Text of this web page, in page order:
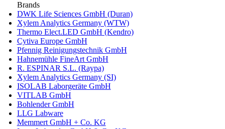
Brands
DWK Life Sciences GmbH (Duran)
Xylem Analytics Germany (WTW)
Thermo Elect.LED GmbH (Kendro)
Cytiva Europe GmbH
Pfennig Reinigungstechnik GmbH
Hahnemühle FineArt GmbH
R. ESPINAR S.L. (Raypa)
Xylem Analytics Germany (SI)
ISOLAB Laborgeräte GmbH
VITLAB GmbH
Bohlender GmbH
LLG Labware
Memmert GmbH + Co. KG